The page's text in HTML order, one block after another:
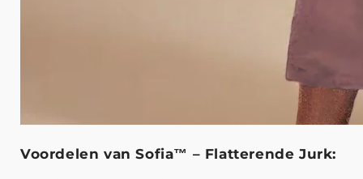
Voordelen van Sofia™ – Flatterende Jurk: